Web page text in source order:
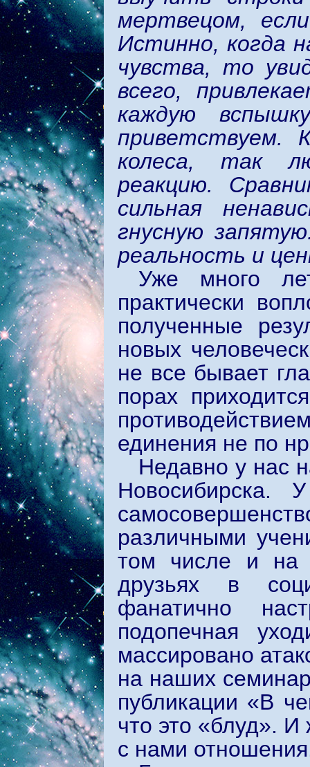
мертвецом,
Истинно, когда
чувства, то
всего,
каждую
приветствуем.
колеса, так
реакцию.
сильная
гнусную
реальность и
Уже много
практически
полученные
новых
не все бывает
порах
единения не по
Недавно у нас
Новосибирска.
различными
том числе и на
друзьях в
фанатично
подопечная
массировано
на наших
публикации «В
что это «блуд».
с нами